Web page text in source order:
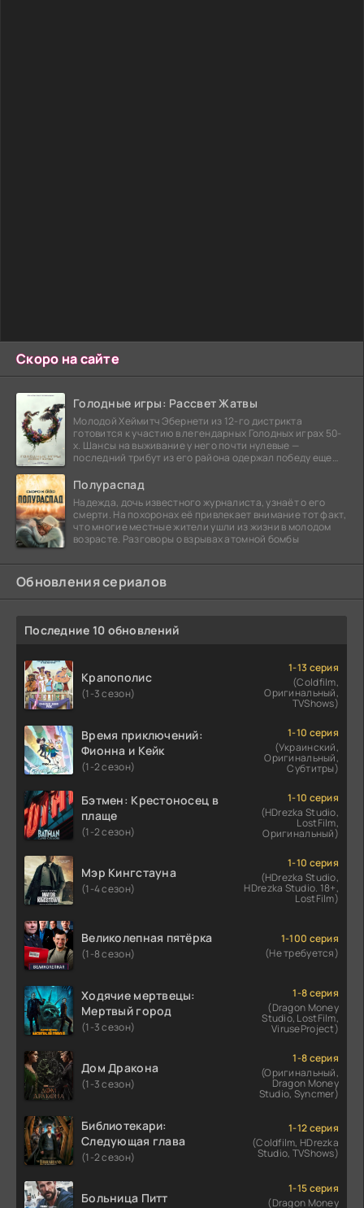
Скоро на сайте
Голодные игры: Рассвет Жатвы
Молодой Хеймитч Эбернети из 12-го дистрикта
готовится к участию в легендарных Голодных играх 50-
х. Шансы на выживание у него почти нулевые —
последний трибут из его района одержал победу еще
Полураспад
Надежда, дочь известного журналиста, узнаёт о его
смерти. На похоронах её привлекает внимание тот факт,
что многие местные жители ушли из жизни в молодом
возрасте. Разговоры о взрывах атомной бомбы
Обновления сериалов
Последние 10 обновлений
Крапополис
(1-3 сезон)
1-13 серия
(Coldfilm,
Оригинальный,
TVShows)
Время приключений:
Фионна и Кейк
(1-2 сезон)
1-10 серия
(Украинский,
Оригинальный,
Субтитры)
Бэтмен: Крестоносец в
плаще
(1-2 сезон)
1-10 серия
(HDrezka Studio,
LostFilm,
Оригинальный)
Мэр Кингстауна
(1-4 сезон)
1-10 серия
(HDrezka Studio,
HDrezka Studio. 18+,
LostFilm)
Великолепная пятёрка
(1-8 сезон)
1-100 серия
(Не требуется)
Ходячие мертвецы:
Мертвый город
(1-3 сезон)
1-8 серия
(Dragon Money
Studio, LostFilm,
ViruseProject)
Дом Дракона
(1-3 сезон)
1-8 серия
(Оригинальный,
Dragon Money
Studio, Syncmer)
Библиотекари:
Следующая глава
(1-2 сезон)
1-12 серия
(Coldfilm, HDrezka
Studio, TVShows)
Больница Питт
1-15 серия
(Dragon Money